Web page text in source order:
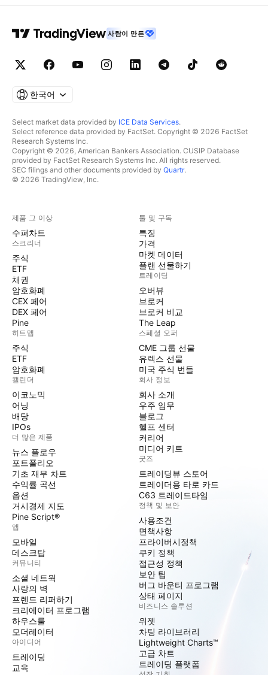
사람이 만든
한국어
Select market data provided by ICE Data Services.
Select reference data provided by FactSet. Copyright © 2026 FactSet
Research Systems Inc.
Copyright © 2026, American Bankers Association. CUSIP Database
provided by FactSet Research Systems Inc. All rights reserved.
SEC filings and other documents provided by Quartr.
© 2026 TradingView, Inc.
제품 그 이상
수퍼차트
스크리너
주식
ETF
채권
암호화폐
CEX 페어
DEX 페어
Pine
히트맵
주식
ETF
암호화폐
캘린더
이코노믹
어닝
배당
IPOs
더 많은 제품
뉴스 플로우
포트폴리오
기초 재무 차트
수익률 곡선
옵션
거시경제 지도
Pine Script®
앱
모바일
데스크탑
커뮤니티
소셜 네트웍
사랑의 벽
프렌드 리퍼하기
크리에이터 프로그램
하우스룰
모더레이터
아이디어
트레이딩
교육
툴 및 구독
특징
가격
마켓 데이터
플랜 선물하기
트레이딩
오버뷰
브로커
브로커 비교
The Leap
스페셜 오퍼
CME 그룹 선물
유렉스 선물
미국 주식 번들
회사 정보
회사 소개
우주 임무
블로그
헬프 센터
커리어
미디어 키트
굿즈
트레이딩뷰 스토어
트레이더용 타로 카드
C63 트레이드타임
정책 및 보안
사용조건
면책사항
프라이버시정책
쿠키 정책
접근성 정책
보안 팁
버그 바운티 프로그램
상태 페이지
비즈니스 솔루션
위젯
차팅 라이브러리
Lightweight Charts™
고급 차트
트레이딩 플랫폼